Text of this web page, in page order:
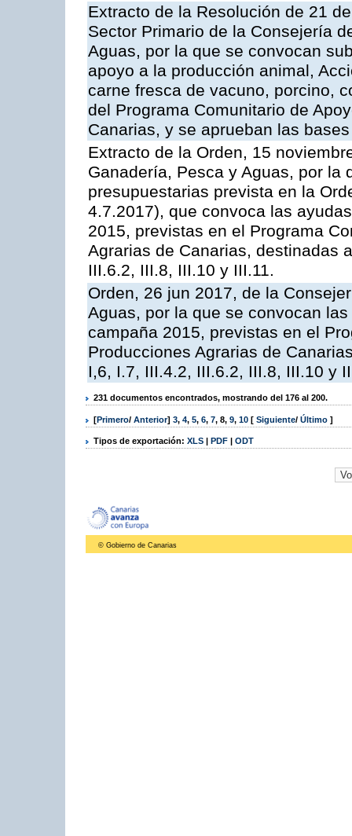
Extracto de la Resolución de 21
Sector Primario de la Consejería
Aguas, por la que se convocan
apoyo a la producción animal,
carne fresca de vacuno, porcino,
del Programa Comunitario de
Canarias, y se aprueban las
Extracto de la Orden, 15
Ganadería, Pesca y Aguas, por la
presupuestarias prevista en la
4.7.2017), que convoca las
2015, previstas en el Programa
Agrarias de Canarias, destinadas
III.6.2, III.8, III.10 y III.11.
Orden, 26 jun 2017, de la
Aguas, por la que se convocan
campaña 2015, previstas en el
Producciones Agrarias de
I,6, I.7, III.4.2, III.6.2, III.8, III.10 y
231 documentos encontrados, mostrando del 176 al 200.
[Primero/ Anterior] 3, 4, 5, 6, 7, 8, 9, 10 [ Siguiente/ Último ]
Tipos de exportación: XLS | PDF | ODT
© Gobierno de Canarias